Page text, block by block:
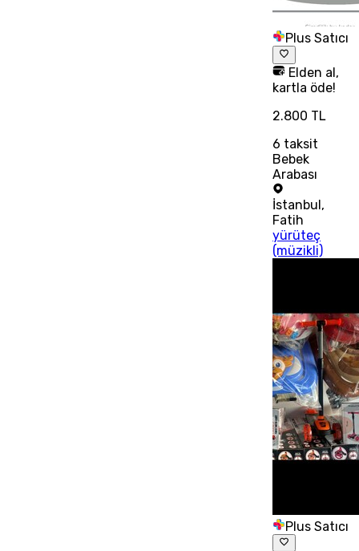
Plus Satıcı
Elden al,
kartla öde!
2.800 TL
6 taksit
Bebek
Arabası
İstanbul,
Fatih
yürüteç
(müzikli)
Plus Satıcı